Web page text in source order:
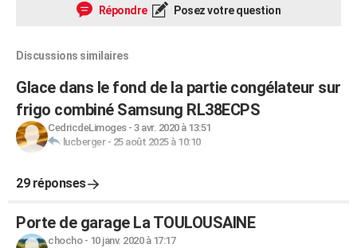
Répondre Posez votre question
Discussions similaires
Glace dans le fond de la partie congélateur sur
frigo combiné Samsung RL38ECPS
CedricdeLimoges- 3 avr. 2020 à 13:51
lucberger- 25 août 2025 à 10:10
29 réponses
Porte de garage La TOULOUSAINE
chocho- 10 janv. 2020 à 17:17